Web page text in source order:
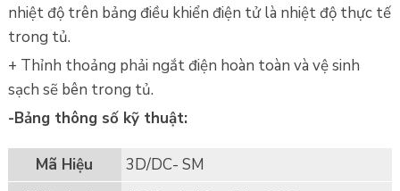
nhiệt độ trên bảng điều khiển điện tử là nhiệt độ thực tế
trong tủ.
+ Thỉnh thoảng phải ngắt điện hoàn toàn và vệ sinh
sạch sẽ bên trong tủ.
-Bảng thông số kỹ thuật:
Mã Hiệu
3D/DC- SM